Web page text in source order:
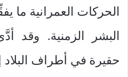
الحركات العمرانية ما
البشر الزمنية. وقد
حقيرة في أطراف